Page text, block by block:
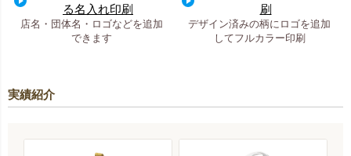
る名入れ印刷
店名・団体名・ロゴなどを追加
できます
刷
デザイン済みの柄にロゴを追加
してフルカラー印刷
実績紹介